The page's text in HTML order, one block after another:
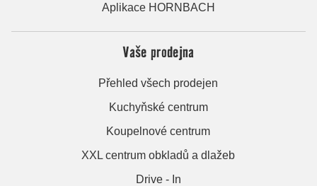
Aplikace HORNBACH
Vaše prodejna
Přehled všech prodejen
Kuchyňské centrum
Koupelnové centrum
XXL centrum obkladů a dlažeb
Drive - In